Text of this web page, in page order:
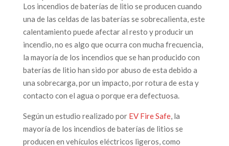
Los incendios de baterías de litio se producen cuando
una de las celdas de las baterías se sobrecalienta, este
calentamiento puede afectar al resto y producir un
incendio, no es algo que ocurra con mucha frecuencia,
la mayoría de los incendios que se han producido con
baterías de litio han sido por abuso de esta debido a
una sobrecarga, por un impacto, por rotura de esta y
contacto con el agua o porque era defectuosa.
Según un estudio realizado por EV Fire Safe, la
mayoría de los incendios de baterías de litios se
producen en vehículos eléctricos ligeros, como